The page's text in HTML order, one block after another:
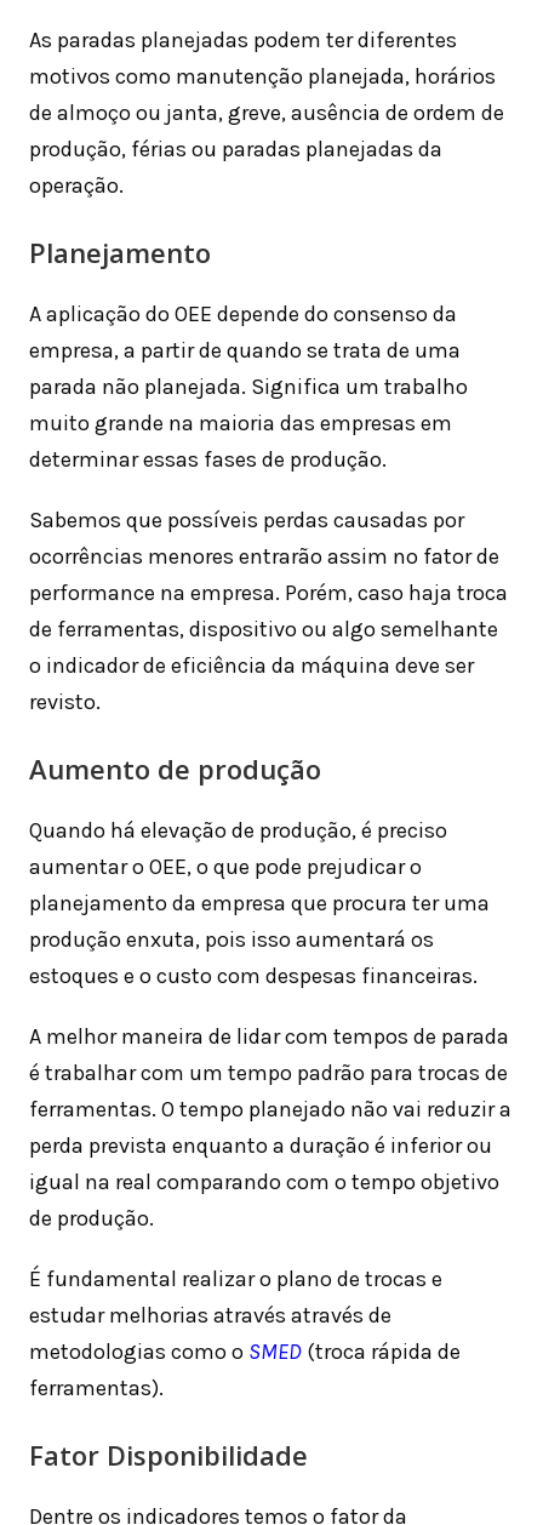
As paradas planejadas podem ter diferentes
motivos como manutenção planejada, horários
de almoço ou janta, greve, ausência de ordem de
produção, férias ou paradas planejadas da
operação.
Planejamento
A aplicação do OEE depende do consenso da
empresa, a partir de quando se trata de uma
parada não planejada. Significa um trabalho
muito grande na maioria das empresas em
determinar essas fases de produção.
Sabemos que possíveis perdas causadas por
ocorrências menores entrarão assim no fator de
performance na empresa. Porém, caso haja troca
de ferramentas, dispositivo ou algo semelhante
o indicador de eficiência da máquina deve ser
revisto.
Aumento de produção
Quando há elevação de produção, é preciso
aumentar o OEE, o que pode prejudicar o
planejamento da empresa que procura ter uma
produção enxuta, pois isso aumentará os
estoques e o custo com despesas financeiras.
A melhor maneira de lidar com tempos de parada
é trabalhar com um tempo padrão para trocas de
ferramentas. O tempo planejado não vai reduzir a
perda prevista enquanto a duração é inferior ou
igual na real comparando com o tempo objetivo
de produção.
É fundamental realizar o plano de trocas e
estudar melhorias através através de
metodologias como o SMED (troca rápida de
ferramentas).
Fator Disponibilidade
Dentre os indicadores temos o fator da